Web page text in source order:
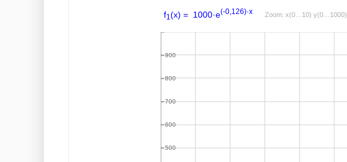
f1 (x) = 1000·e(-0,126)·x Zoom: x(0…10) y(0…1000)